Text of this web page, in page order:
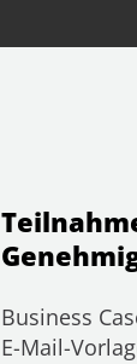
Business
E-Mail-